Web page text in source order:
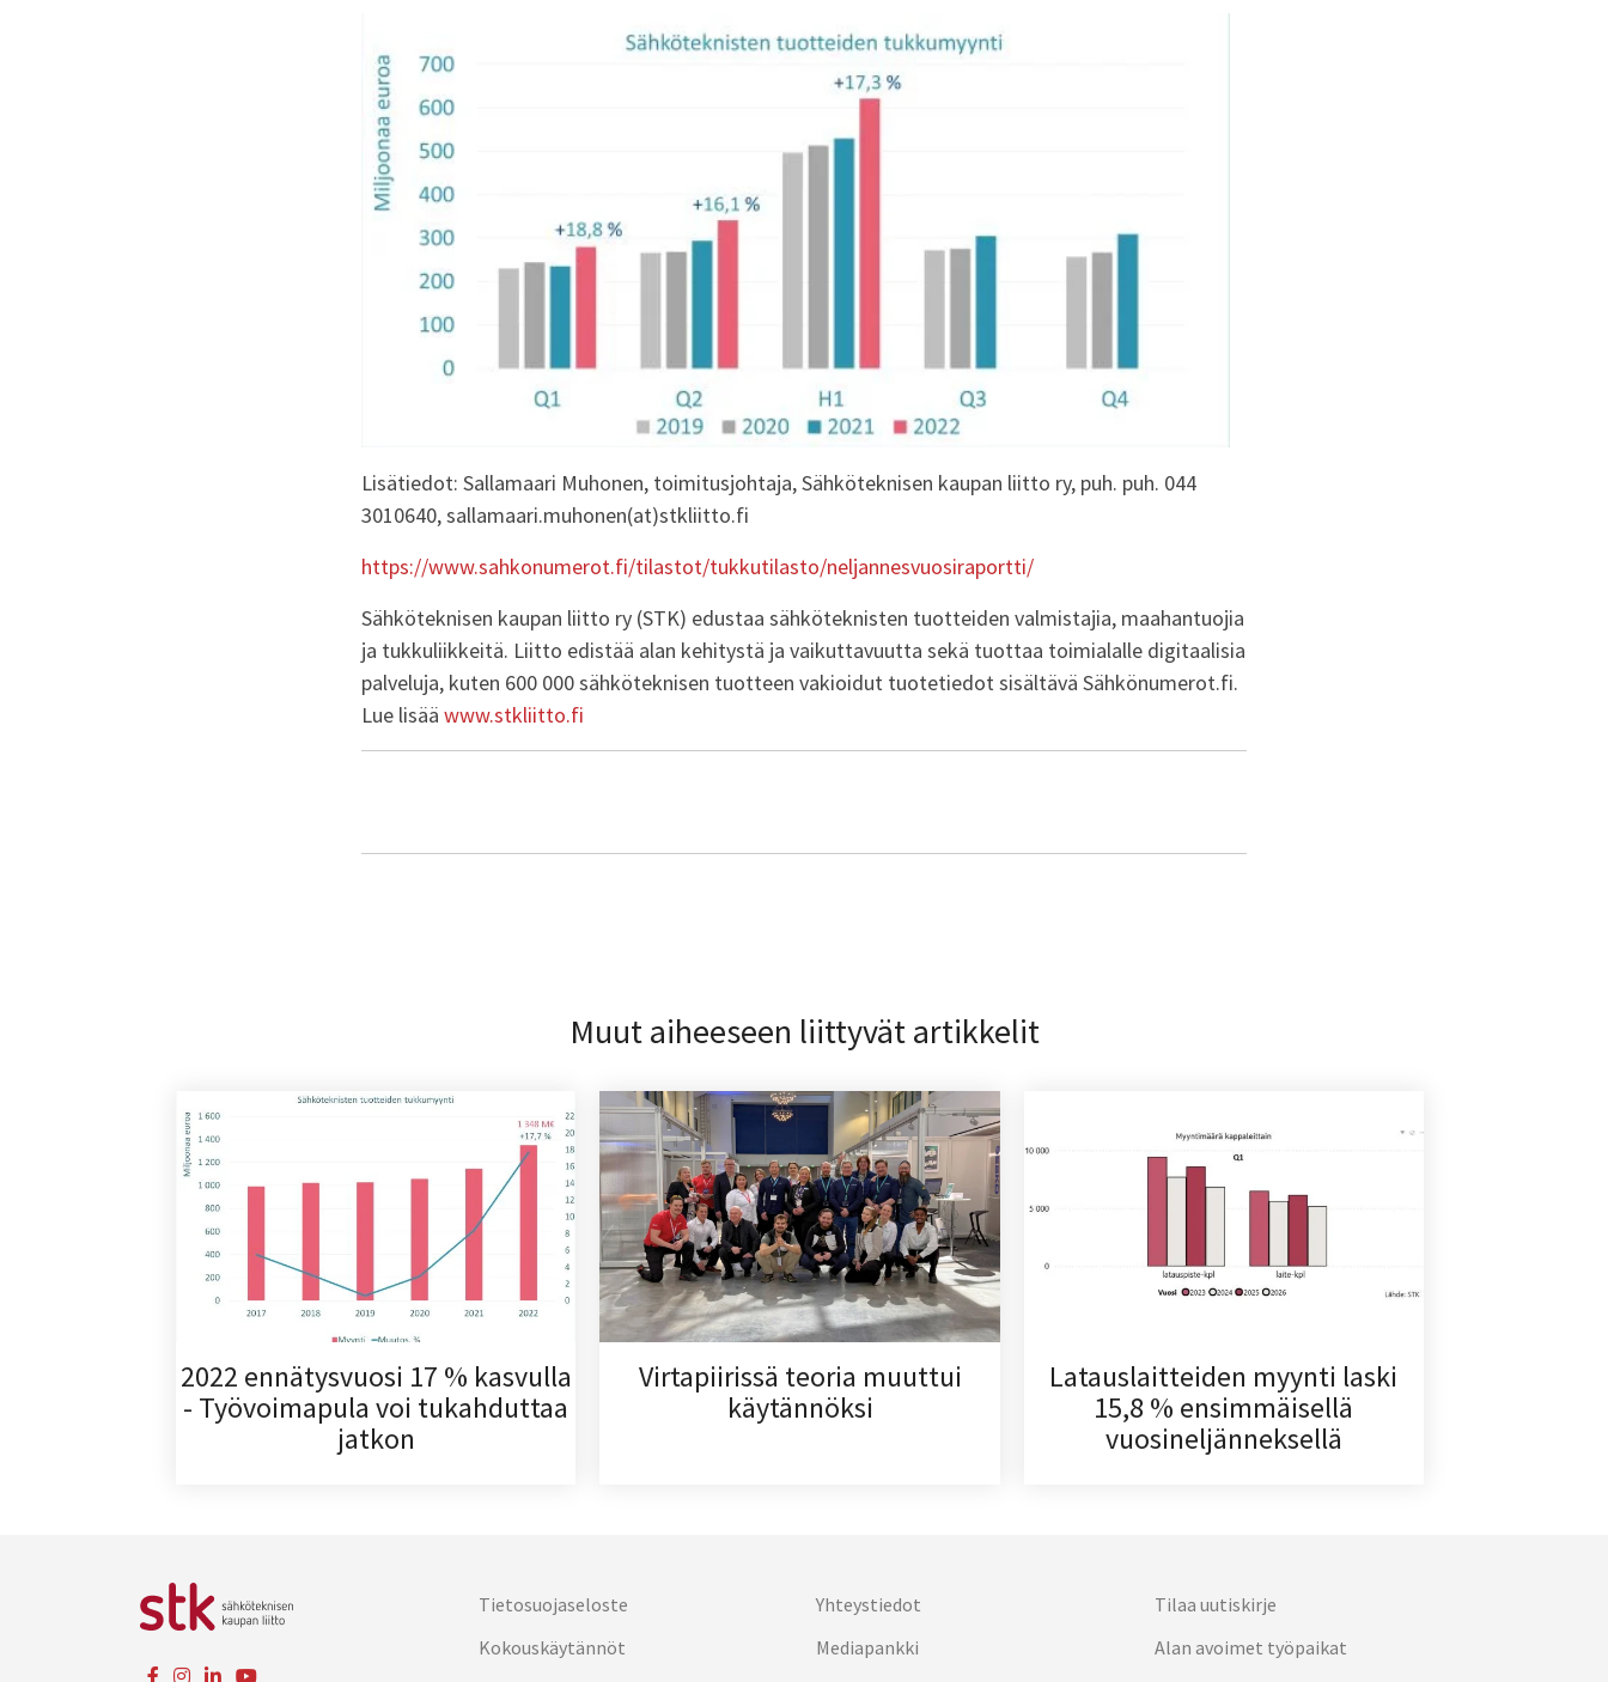
Lisätiedot: Sallamaari Muhonen, toimitusjohtaja, Sähköteknisen kaupan liitto ry, puh. puh. 044
3010640, sallamaari.muhonen(at)stkliitto.fi
https://www.sahkonumerot.fi/tilastot/tukkutilasto/neljannesvuosiraportti/
Sähköteknisen kaupan liitto ry (STK) edustaa sähköteknisten tuotteiden valmistajia, maahantuojia
ja tukkuliikkeitä. Liitto edistää alan kehitystä ja vaikuttavuutta sekä tuottaa toimialalle digitaalisia
palveluja, kuten 600 000 sähköteknisen tuotteen vakioidut tuotetiedot sisältävä Sähkönumerot.fi.
Lue lisää www.stkliitto.fi
Muut aiheeseen liittyvät artikkelit
2022 ennätysvuosi 17 % kasvulla
- Työvoimapula voi tukahduttaa
jatkon
Virtapiirissä teoria muuttui
käytännöksi
Latauslaitteiden myynti laski
15,8 % ensimmäisellä
vuosineljänneksellä
Tietosuojaseloste
Kokouskäytännöt
Yhteystiedot
Mediapankki
Tilaa uutiskirje
Alan avoimet työpaikat